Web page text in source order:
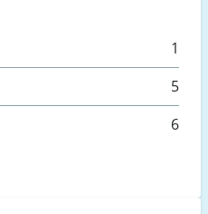
1
5
6